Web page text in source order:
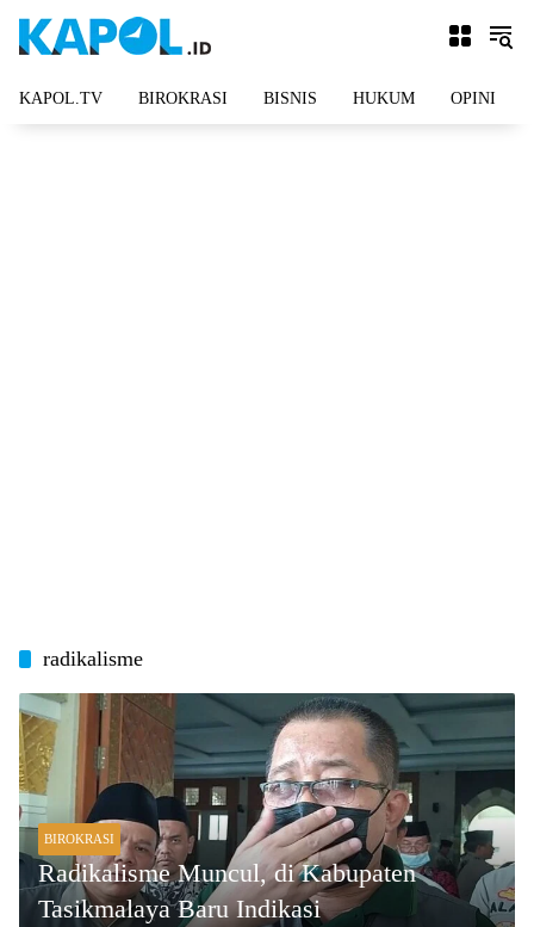
KAPOL.TV BIROKRASI BISNIS HUKUM OPINI
radikalisme
BIROKRASI
Radikalisme Muncul, di Kabupaten
Tasikmalaya Baru Indikasi